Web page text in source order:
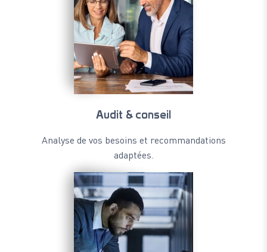
Audit & conseil
Analyse de vos besoins et recommandations
adaptées.